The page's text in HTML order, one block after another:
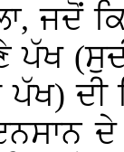
ਜਦੋਂ
ਪੱਖ
ਪੱਖ)